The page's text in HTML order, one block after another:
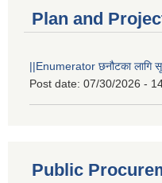
Plan and
||Enumerator छनौटका लागि
Post date: 07/30/2026 -
Public